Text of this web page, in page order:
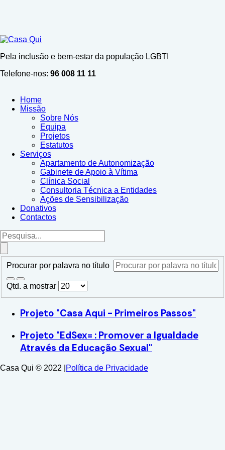
people who sell celbirty
Pela inclusão e bem-estar da população LGBTI
Telefone-nos: 96 008 11 11
Home
Missão
Sobre Nós
Equipa
Projetos
Estatutos
Serviços
Apartamento de Autonomização
Gabinete de Apoio à Vítima
Clínica Social
Consultoria Técnica a Entidades
Ações de Sensibilização
Donativos
Contactos
Procurar por palavra no título
Qtd. a mostrar
Projeto "Casa Aqui - Primeiros Passos"
Projeto "EdSex= : Promover a Igualdade
Através da Educação Sexual"
Casa Qui © 2022 Política de Privacidade